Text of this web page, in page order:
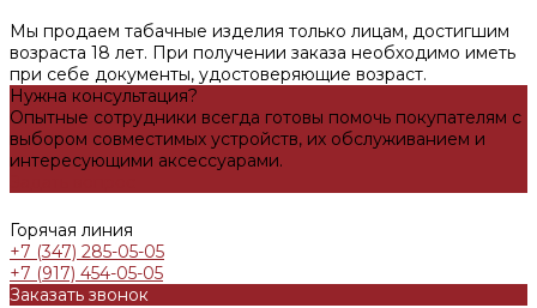
Мы продаем табачные изделия только лицам, достигшим
возраста 18 лет. При получении заказа необходимо иметь
при себе документы, удостоверяющие возраст.
Нужна консультация?
Опытные сотрудники всегда готовы помочь покупателям с
выбором совместимых устройств, их обслуживанием и
интересующими аксессуарами.
Горячая линия
+7 (347) 285-05-05
+7 (917) 454-05-05
Заказать звонок